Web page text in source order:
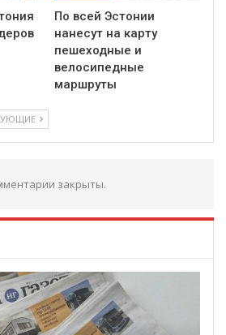
По всей Эстонии
нанесут на карту
пешеходные и
велосипедные
маршруты
закрыты.